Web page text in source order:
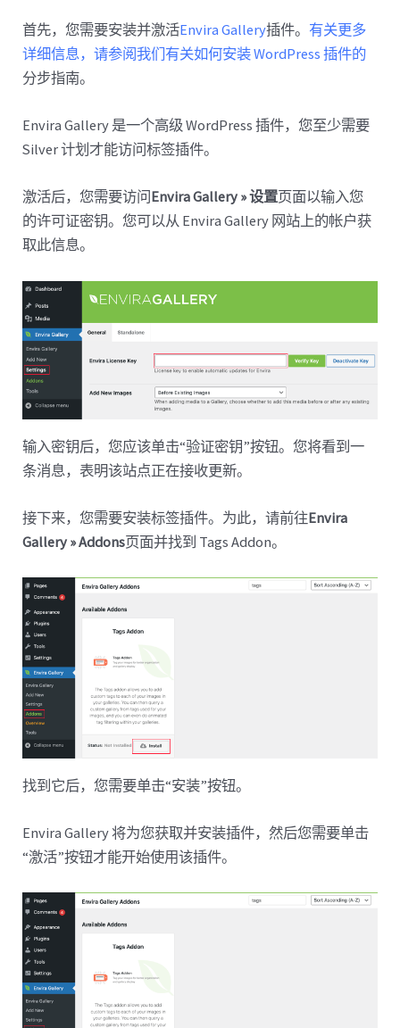
首先，您需要安装并激活Envira Gallery插件。 有关更多
详细信息，请参阅我们有关如何安装 WordPress 插件的
分步指南。
Envira Gallery 是一个高级 WordPress 插件，您至少需要
Silver 计划才能访问标签插件。
激活后，您需要访问Envira Gallery » 设置页面以输入您
的许可证密钥。您可以从 Envira Gallery 网站上的帐户获
取此信息。
输入密钥后，您应该单击“验证密钥”按钮。您将看到一
条消息，表明该站点正在接收更新。
接下来，您需要安装标签插件。为此，请前往Envira
Gallery » Addons页面并找到 Tags Addon。
找到它后，您需要单击“安装”按钮。
Envira Gallery 将为您获取并安装插件，然后您需要单击
“激活”按钮才能开始使用该插件。